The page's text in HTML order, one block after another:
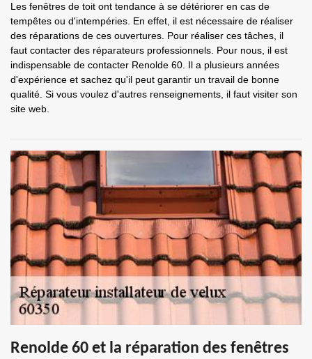
Les fenêtres de toit ont tendance à se détériorer en cas de
tempêtes ou d'intempéries. En effet, il est nécessaire de réaliser
des réparations de ces ouvertures. Pour réaliser ces tâches, il
faut contacter des réparateurs professionnels. Pour nous, il est
indispensable de contacter Renolde 60. Il a plusieurs années
d'expérience et sachez qu'il peut garantir un travail de bonne
qualité. Si vous voulez d'autres renseignements, il faut visiter son
site web.
Renolde 60 et la réparation des fenêtres